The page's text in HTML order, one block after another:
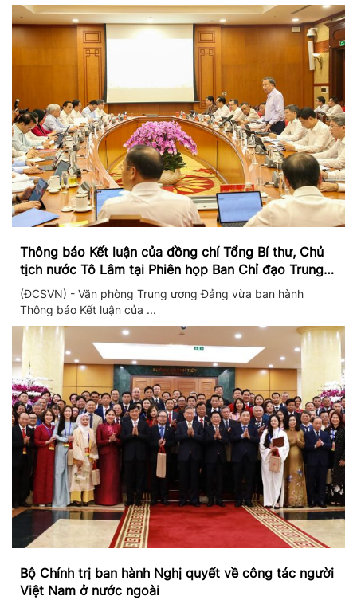
Thông báo Kết luận của đồng chí Tổng Bí thư, Chủ
tịch nước Tô Lâm tại Phiên họp Ban Chỉ đạo Trung
ương thực hiện Nghị quyết 57
(ĐCSVN) - Văn phòng Trung ương Đảng vừa ban hành
Thông báo Kết luận của ...
Bộ Chính trị ban hành Nghị quyết về công tác người
Việt Nam ở nước ngoài